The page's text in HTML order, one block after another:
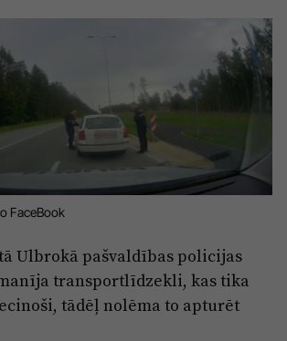
Projekti
Mediju atbalsta fonds
Zivju fonds
Iedvesmai nav vecuma
Vide
FaceBook
Ulbrokā pašvaldības policijas
transportlīdzekli, kas tika
tādēļ nolēma to apturēt